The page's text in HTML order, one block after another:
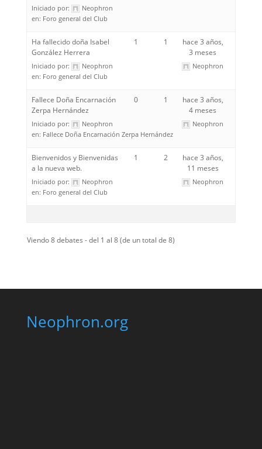
Iniciado por:
Neophron
en: Foro general del Club
Ha fallecido doña Isabel
González Herrera
Iniciado por:
Neophron
en: Foro general del Club
1 1
hace 3 años,
3 meses
Neophron
Fallece Doña Encarnación
Zerpa Hernández
Iniciado por:
Neophron
en: Fallece Doña Encarnación Zerpa Hernández
0 1
hace 3 años,
4 meses
Neophron
Bienvenidos y Bienvenidas
a la nueva web.
Iniciado por:
Neophron
en: Foro general del Club
1 2
hace 3 años,
11 meses
Neophron
Viendo 8 debates - del 1 al 8 (de un total de 8)
Neophron.org